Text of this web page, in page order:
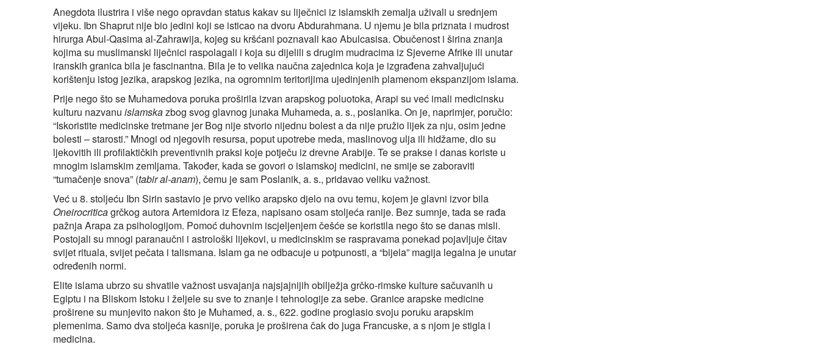
Anegdota ilustrira i više nego opravdan status kakav su liječnici iz islamskih zemalja uživali u srednjem
vijeku. Ibn Shaprut nije bio jedini koji se isticao na dvoru Abdurahmana. U njemu je bila priznata i mudrost
hirurga Abul-Qasima al-Zahrawija, kojeg su kršćani poznavali kao Abulcasisa. Obučenost i širina znanja
kojima su muslimanski liječnici raspolagali i koja su dijelili s drugim mudracima iz Sjeverne Afrike ili unutar
iranskih granica bila je fascinantna. Bila je to velika naučna zajednica koja je izgrađena zahvaljujući
korištenju istog jezika, arapskog jezika, na ogromnim teritorijima ujedinjenih plamenom ekspanzijom islama.
Prije nego što se Muhamedova poruka proširila izvan arapskog poluotoka, Arapi su već imali medicinsku
kulturu nazvanu islamskazbog svog glavnog junaka Muhameda, a. s., poslanika. On je, naprimjer, poručio:
“Iskoristite medicinske tretmane jer Bog nije stvorio nijednu bolest a da nije pružio lijek za nju, osim jedne
bolesti – starosti.” Mnogi od njegovih resursa, poput upotrebe meda, maslinovog ulja ili hidžame, dio su
ljekovitih ili profilaktičkih preventivnih praksi koje potječu iz drevne Arabije. Te se prakse i danas koriste u
mnogim islamskim zemljama. Također, kada se govori o islamskoj medicini, ne smije se zaboraviti
“tumačenje snova” (tabir al-anam), čemu je sam Poslanik, a. s., pridavao veliku važnost.
Već u 8. stoljeću Ibn Sirin sastavio je prvo veliko arapsko djelo na ovu temu, kojem je glavni izvor bila
Oneirocriticagrčkog autora Artemidora iz Efeza, napisano osam stoljeća ranije. Bez sumnje, tada se rađa
pažnja Arapa za psihologijom. Pomoć duhovnim iscjeljenjem češće se koristila nego što se danas misli.
Postojali su mnogi paranaučni i astrološki lijekovi, u medicinskim se raspravama ponekad pojavljuje čitav
svijet rituala, svijet pečata i talismana. Islam ga ne odbacuje u potpunosti, a “bijela” magija legalna je unutar
određenih normi.
Elite islama ubrzo su shvatile važnost usvajanja najsjajnijih obilježja grčko-rimske kulture sačuvanih u
Egiptu i na Bliskom Istoku i željele su sve to znanje i tehnologije za sebe. Granice arapske medicine
proširene su munjevito nakon što je Muhamed, a. s., 622. godine proglasio svoju poruku arapskim
plemenima. Samo dva stoljeća kasnije, poruka je proširena čak do juga Francuske, a s njom je stigla i
medicina.